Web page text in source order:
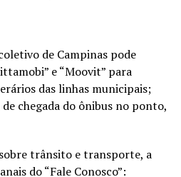
de Campinas pode
e “Moovit” para
das linhas municipais;
chegada do ônibus no ponto,
trânsito e transporte, a
do “Fale Conosco”: